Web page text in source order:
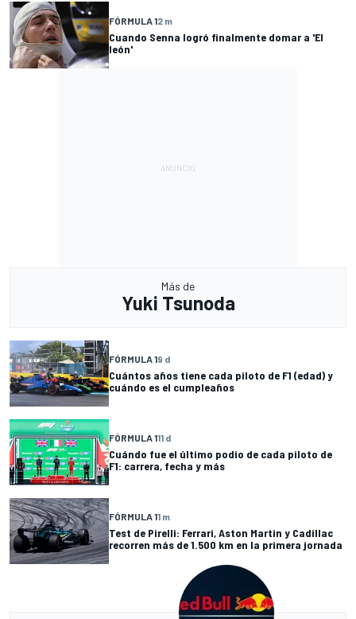
FÓRMULA 12 m
Cuando Senna logró finalmente domar a 'El
león'
Más de
Yuki Tsunoda
FÓRMULA 19 d
Cuántos años tiene cada piloto de F1 (edad) y
cuándo es el cumpleaños
FÓRMULA 111 d
Cuándo fue el último podio de cada piloto de
F1: carrera, fecha y más
FÓRMULA 11 m
Test de Pirelli: Ferrari, Aston Martin y Cadillac
recorren más de 1.500 km en la primera jornada